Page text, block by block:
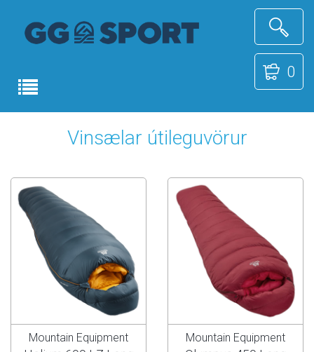
0
Vinsælar útileguvörur
Mountain Equipment Mountain Equipment